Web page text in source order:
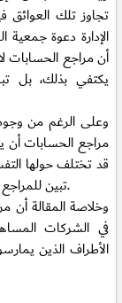
تجاوز تلك
الإدارة دعوة
أن مراجع الحسابات
يكتفي بذلك، بل
وعلى الرغم من
مراجع الحسابات أن
قد تختلف حولها
تبين للمراجع من مخالفات لأحكام النظام والنظام الأساس للشركة.
وخلاصة المقالة أن
في الشركات
الأطراف الذين